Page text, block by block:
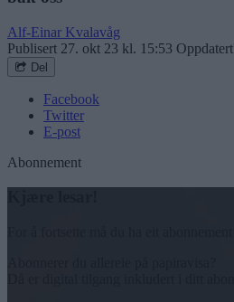
Alf-Einar Kvalavåg
Publisert 27. okt 23 kl. 15:53 Oppdatert
Del
Facebook
Twitter
E-post
Abonnement